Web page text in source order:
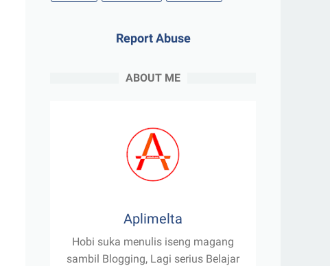
Report Abuse
ABOUT ME
Aplimelta
Hobi suka menulis iseng magang
sambil Blogging, Lagi serius Belajar